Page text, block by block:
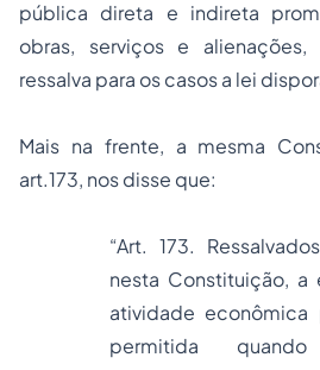
pública direta e indireta
obras, serviços e
ressalva para os casos a lei
Mais na frente, a mesma
art.173, nos disse que:
“Art. 173.
nesta Constituição,
atividade
permitida